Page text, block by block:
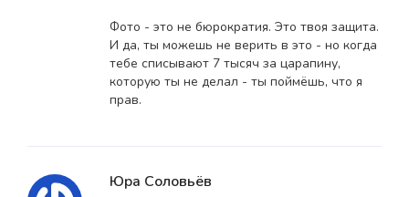
Фото - это не бюрократия. Это твоя защита.
И да, ты можешь не верить в это - но когда
тебе списывают 7 тысяч за царапину,
которую ты не делал - ты поймёшь, что я
прав.
Юра Соловьёв